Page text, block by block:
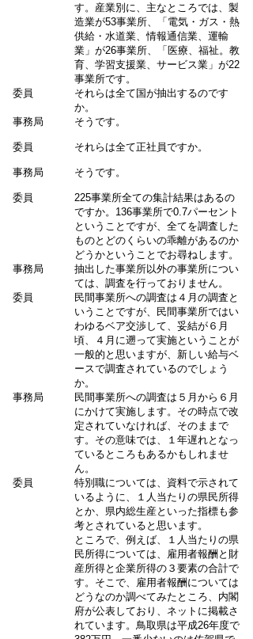
す。産業別に、主なところでは、製
造業が53事業所、「電気・ガス・熱
供給・水道業、情報通信業、運輸
業」が26事業所、「医療、福祉。教
育、学習支援業、サービス業」が22
事業所です。
委員
それらは全て国が抽出するのです
か。
事務局
そうです。
委員 それらは全て正社員ですか。
事務局 そうです。
委員
225事業所全ての集計結果はあるの
ですか。136事業所で0.7パーセント
ということですが、全てを調査した
ものとどのくらいの乖離があるのか
どうかということでお尋ねします。
事務局
抽出した事業所以外の事業所につい
ては、調査を行っておりません。
委員
民間事業所への調査は４月の調査と
いうことですが、民間事業所ではい
わゆるベア交渉して、妥結が６月
頃、４月に遡って実施ということが
一般的と思いますが、新しい給与ベ
ースで調査されているのでしょう
か。
事務局
民間事業所への調査は５月から６月
にかけて実施します。その時点で改
定されていなければ、そのままで
す。その意味では、１年遅れとなっ
ているところもあるかもしれませ
ん。
委員
特別職については、資料で示されて
いるように、１人当たりの県民所得
とか、県内総生産といった指標も参
考とされていると思います。
ところで、例えば、１人当たりの県
民所得については、雇用者報酬と財
産所得と企業所得の３要素の合計で
す。そこで、雇用者報酬については
どうなのか調べてみたところ、内閣
府が公表しており、ネットに掲載さ
れています。鳥取県は平成26年度で